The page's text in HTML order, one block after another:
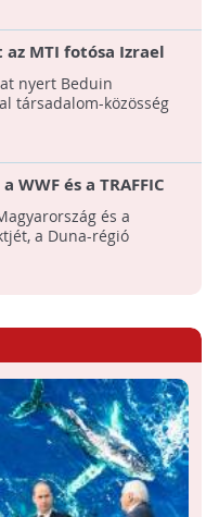
MTI fotósa Izrael
nyert Beduin
társadalom-közösség
és a TRAFFIC
és a
a Duna-régió